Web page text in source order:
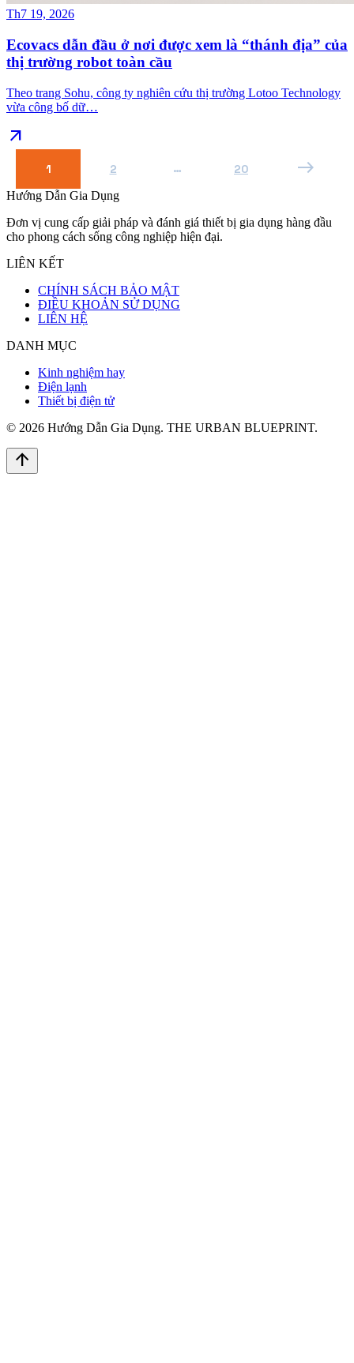
Th7 19, 2026
Ecovacs dẫn đầu ở nơi được xem là “thánh địa” của
thị trường robot toàn cầu
Theo trang Sohu, công ty nghiên cứu thị trường Lotoo Technology
vừa công bố dữ…
arrow_outward
1 2 … 20 east
Hướng Dẫn Gia Dụng
Đơn vị cung cấp giải pháp và đánh giá thiết bị gia dụng hàng đầu
cho phong cách sống công nghiệp hiện đại.
LIÊN KẾT
CHÍNH SÁCH BẢO MẬT
ĐIỀU KHOẢN SỬ DỤNG
LIÊN HỆ
DANH MỤC
Kinh nghiệm hay
Điện lạnh
Thiết bị điện tử
© 2026 Hướng Dẫn Gia Dụng. THE URBAN BLUEPRINT.
arrow_upward